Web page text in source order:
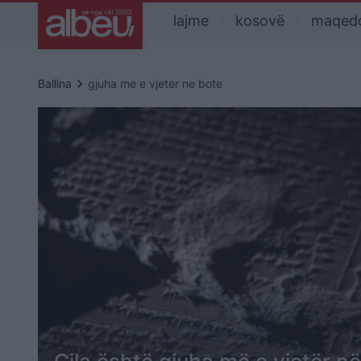
lajme kosovë
Ballina keyboard_arrow_right gjuha me e vjeter ne bote